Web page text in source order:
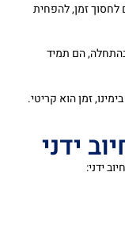
לחסוך זמן, להפחית
הם תמיד
זמן הוא קריטי.
ידני
ידני: